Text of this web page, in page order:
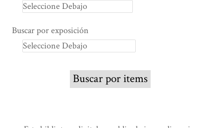
Buscar por exposición